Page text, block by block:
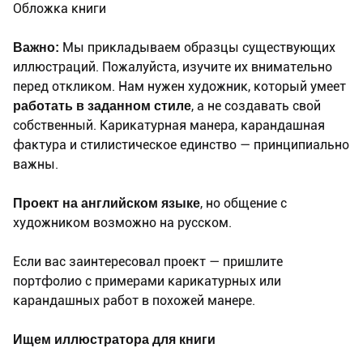
Обложка книги
Важно: Мы прикладываем образцы существующих
иллюстраций. Пожалуйста, изучите их внимательно
перед откликом. Нам нужен художник, который умеет
работать в заданном стиле, а не создавать свой
собственный. Карикатурная манера, карандашная
фактура и стилистическое единство — принципиально
важны.
Проект на английском языке, но общение с
художником возможно на русском.
Если вас заинтересовал проект — пришлите
портфолио с примерами карикатурных или
карандашных работ в похожей манере.
Ищем иллюстратора для книги